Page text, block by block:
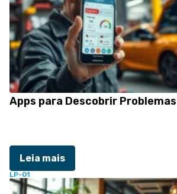
Apps para Descobrir
Leia mais
LP-01